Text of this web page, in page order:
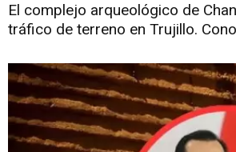
El complejo arqueológico de
tráfico de terreno en Trujillo.